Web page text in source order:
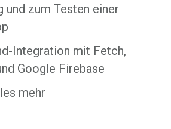
und zum Testen einer
Integration mit Fetch,
Google Firebase
mehr